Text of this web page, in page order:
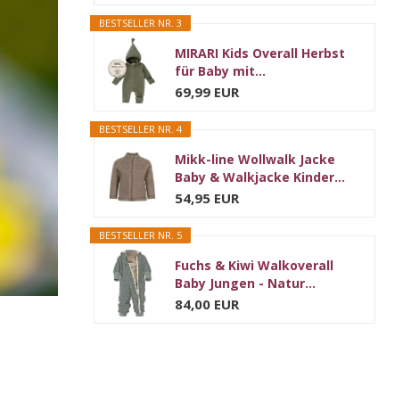
BESTSELLER NR. 3
MIRARI Kids Overall Herbst
für Baby mit...
69,99 EUR
BESTSELLER NR. 4
Mikk-line Wollwalk Jacke
Baby & Walkjacke Kinder...
54,95 EUR
BESTSELLER NR. 5
Fuchs & Kiwi Walkoverall
Baby Jungen - Natur...
84,00 EUR